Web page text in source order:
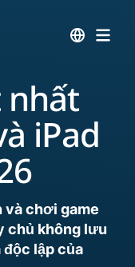
nhất
iPad
và chơi game
chủ không lưu
lập của